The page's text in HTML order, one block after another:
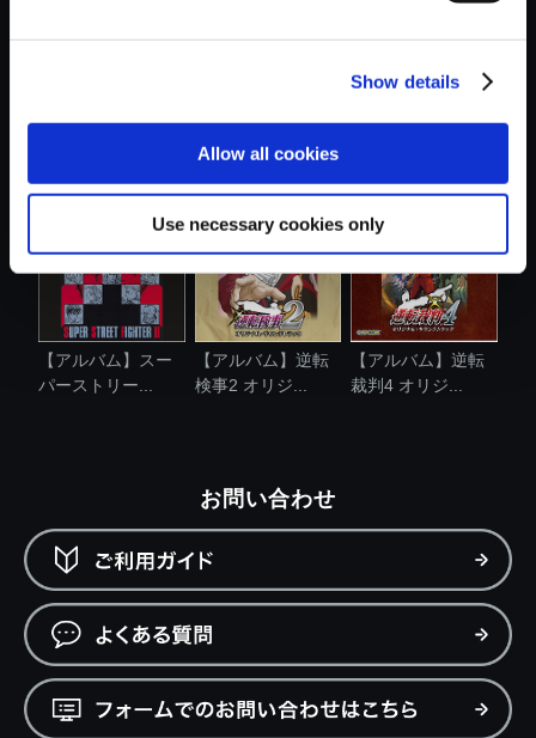
Show details
Allow all cookies
Use necessary cookies only
【アルバム】逆転
【アルバム】逆転
裁判6 オリジ...
【アルバム】逆転
【アルバム】スー
パーストリー...
【アルバム】逆転
検事2 オリジ...
【アルバム】逆転
裁判4 オリジ...
お問い合わせ